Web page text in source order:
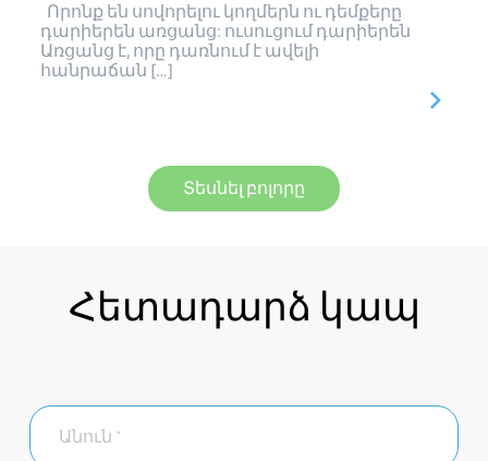
Որոնք են սովորելու կողմերն ու դեմքերը
դարիերեն առցանց: ուսուցում դարիերեն
Առցանց է, որը դառնում է ավելի
հանրաճան […]
Տեսնել բոլորը
Հետադարձ կապ